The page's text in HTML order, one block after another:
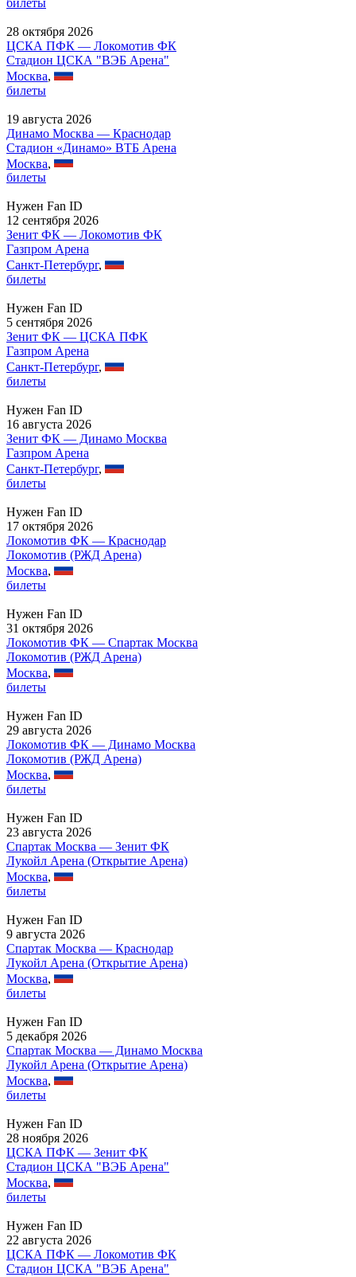
28 октября 2026
ЦСКА ПФК — Локомотив ФК
Стадион ЦСКА "ВЭБ Арена"
Москва,
билеты
19 августа 2026
Динамо Москва — Краснодар
Стадион «Динамо» ВТБ Арена
Москва,
билеты
Нужен Fan ID
12 сентября 2026
Зенит ФК — Локомотив ФК
Газпром Арена
Санкт-Петербург,
билеты
Нужен Fan ID
5 сентября 2026
Зенит ФК — ЦСКА ПФК
Газпром Арена
Санкт-Петербург,
билеты
Нужен Fan ID
16 августа 2026
Зенит ФК — Динамо Москва
Газпром Арена
Санкт-Петербург,
билеты
Нужен Fan ID
17 октября 2026
Локомотив ФК — Краснодар
Локомотив (РЖД Арена)
Москва,
билеты
Нужен Fan ID
31 октября 2026
Локомотив ФК — Спартак Москва
Локомотив (РЖД Арена)
Москва,
билеты
Нужен Fan ID
29 августа 2026
Локомотив ФК — Динамо Москва
Локомотив (РЖД Арена)
Москва,
билеты
Нужен Fan ID
23 августа 2026
Спартак Москва — Зенит ФК
Лукойл Арена (Открытие Арена)
Москва,
билеты
Нужен Fan ID
9 августа 2026
Спартак Москва — Краснодар
Лукойл Арена (Открытие Арена)
Москва,
билеты
Нужен Fan ID
5 декабря 2026
Спартак Москва — Динамо Москва
Лукойл Арена (Открытие Арена)
Москва,
билеты
Нужен Fan ID
28 ноября 2026
ЦСКА ПФК — Зенит ФК
Стадион ЦСКА "ВЭБ Арена"
Москва,
билеты
Нужен Fan ID
22 августа 2026
ЦСКА ПФК — Локомотив ФК
Стадион ЦСКА "ВЭБ Арена"